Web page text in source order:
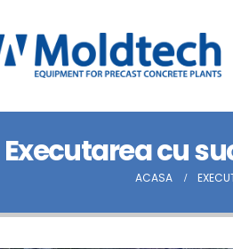
Executarea cu
ACASA